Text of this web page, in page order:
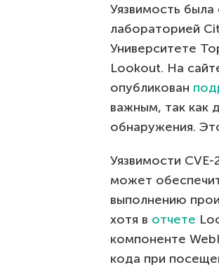
Уязвимость
лабораторией
Университете
Lookout. На
опубликован
важным, так как
обнаружения.
Уязвимости
может
выполнению
хотя в отчете
компоненте
кода при